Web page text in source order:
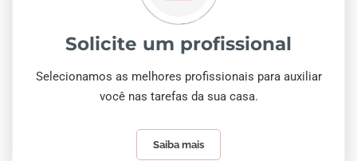
Solicite um profissional
Selecionamos as melhores profissionais para auxiliar
você nas tarefas da sua casa.
Saiba mais